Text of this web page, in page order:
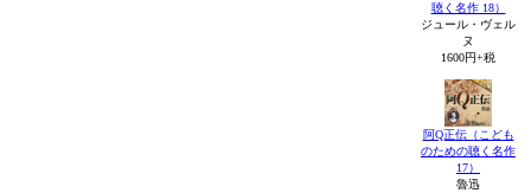
聴く名作 18）
ジュール・ヴェル
ヌ
1600円+税
阿Q正伝（こども
のための聴く名作
17）
魯迅